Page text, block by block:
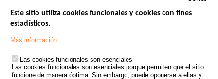
Footer
TRATAMIENTO DE DATOS PERSONALES PROCEDENTES DE
ACCIDENTES DE TRÁFICO
Este sitio utiliza cookies funcionales y cookies con fines
estadísticos.
Más información
Las cookies funcionales son esenciales
Las cookies funcionales son esenciales porque permiten que el sitio
funcione de manera óptima. Sin embargo, puede oponerse a ellas y